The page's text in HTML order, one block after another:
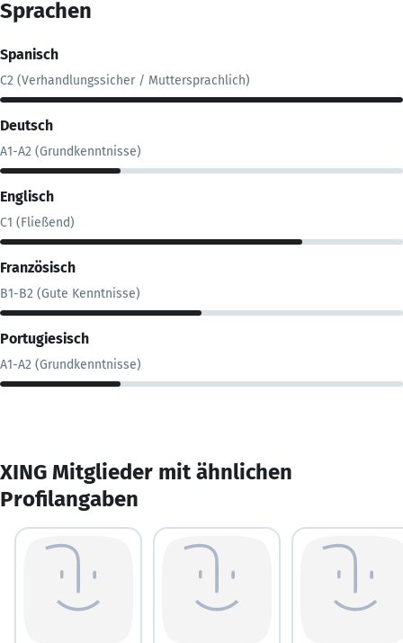
Sprachen
Spanisch
C2 (Verhandlungssicher / Muttersprachlich)
Deutsch
A1-A2 (Grundkenntnisse)
Englisch
C1 (Fließend)
Französisch
B1-B2 (Gute Kenntnisse)
Portugiesisch
A1-A2 (Grundkenntnisse)
XING Mitglieder mit ähnlichen
Profilangaben